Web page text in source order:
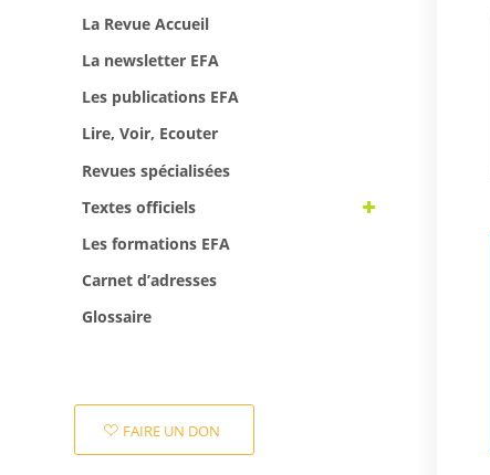
La Revue Accueil
La newsletter EFA
Les publications EFA
Lire, Voir, Ecouter
Revues spécialisées
Textes officiels
Les formations EFA
Carnet d’adresses
Glossaire
FAIRE UN DON